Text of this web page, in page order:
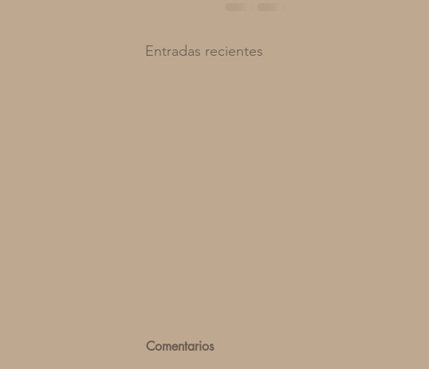
Entradas recientes
Comentarios